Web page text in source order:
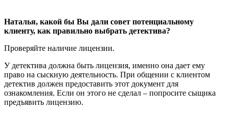
Наталья, какой бы Вы дали совет потенциальному
клиенту, как правильно выбрать детектива?
Проверяйте наличие лицензии.
У детектива должна быть лицензия, именно она дает ему
право на сыскную деятельность. При общении с клиентом
детектив должен предоставить этот документ для
ознакомления. Если он этого не сделал – попросите сыщика
предъявить лицензию.